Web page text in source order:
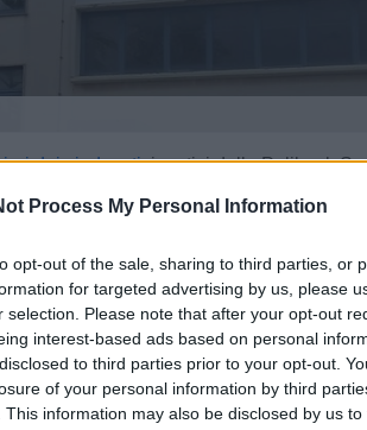
Process My Personal Information
opt-out of the sale, sharing to third parties, or
for targeted advertising by us, please
selection. Please note that after your opt-out
interest-based ads based on personal
to third parties prior to your opt-out.
of your personal information by third
This information may also be disclosed by us
dai sindacati, i vertici della Polibeck
tesi di mobilitazione emanate dalla
ufficiale, respinge con fermezza l'ipotesi di
definendo le informazioni sindacali
vero e del tutto prive di fondamento. In
l’intendimento di cessare l’attività